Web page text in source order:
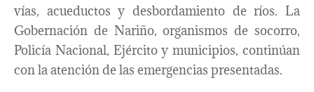
vías, acueductos y desbordamiento de ríos. La
Gobernación de Nariño, organismos de socorro,
Policía Nacional, Ejército y municipios, continúan
con la atención de las emergencias presentadas.